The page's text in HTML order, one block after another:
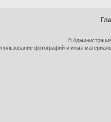
©
фотографий и иных